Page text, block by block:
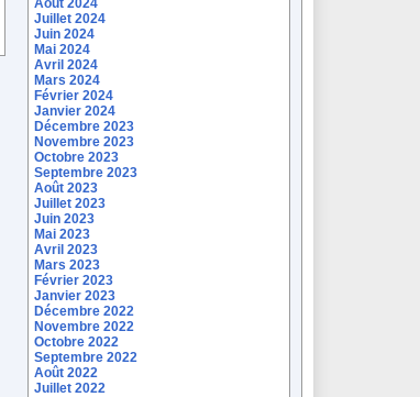
Août 2024
Juillet 2024
Juin 2024
Mai 2024
Avril 2024
Mars 2024
Février 2024
Janvier 2024
Décembre 2023
Novembre 2023
Octobre 2023
Septembre 2023
Août 2023
Juillet 2023
Juin 2023
Mai 2023
Avril 2023
Mars 2023
Février 2023
Janvier 2023
Décembre 2022
Novembre 2022
Octobre 2022
Septembre 2022
Août 2022
Juillet 2022